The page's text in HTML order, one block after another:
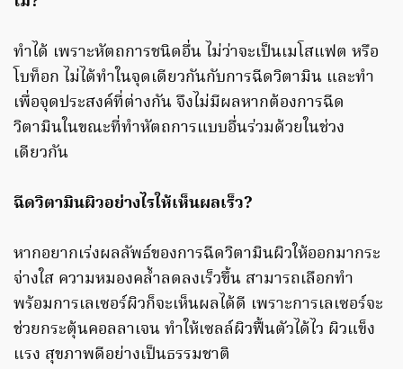
ทำได้ เพราะหัตถการชนิดอื่น ไม่ว่าจะเป็นเมโสแฟต หรือ
โบท็อก ไม่ได้ทำในจุดเดียวกันกับการฉีดวิตามิน และทำ
เพื่อจุดประสงค์ที่ต่างกัน จึงไม่มีผลหากต้องการฉีด
วิตามินในขณะที่ทำหัตถการแบบอื่นร่วมด้วยในช่วง
เดียวกัน
ฉีดวิตามินผิวอย่างไรให้เห็นผลเร็ว?
หากอยากเร่งผลลัพธ์ของการฉีดวิตามินผิวให้ออกมากระ
จ่างใส ความหมองคล้ำลดลงเร็วขึ้น สามารถเลือกทำ
พร้อมการเลเซอร์ผิวก็จะเห็นผลได้ดี เพราะการเลเซอร์จะ
ช่วยกระตุ้นคอลลาเจน ทำให้เซลล์ผิวฟื้นตัวได้ไว ผิวแข็ง
แรง สุขภาพดีอย่างเป็นธรรมชาติ